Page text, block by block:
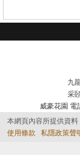
九
采
威豪花園
本網頁內容所提供資
使用條款
私隱政策聲